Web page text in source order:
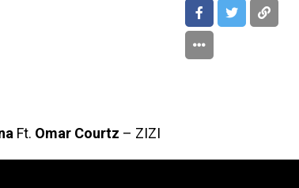
Ft. Omar Courtz – ZIZI